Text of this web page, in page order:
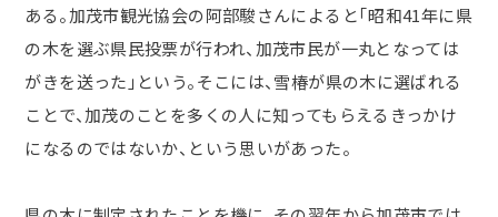
ある。加茂市観光協会の阿部駿さんによると「昭和41年に県
の木を選ぶ県民投票が行われ、加茂市民が一丸となっては
がきを送った」という。そこには、雪椿が県の木に選ばれる
ことで、加茂のことを多くの人に知ってもらえるきっかけ
になるのではないか、という思いがあった。